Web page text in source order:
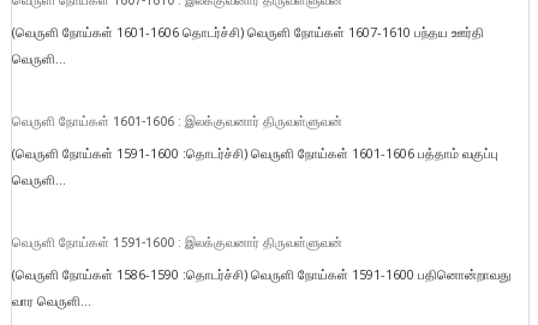
(வெருளி நோய்கள் 1601-1606 தொடர்ச்சி) வெருளி நோய்கள் 1607-1610 பந்தய ஊர்தி
வெருளி...
வெருளி நோய்கள் 1601-1606 : இலக்குவனார் திருவள்ளுவன்
(வெருளி நோய்கள் 1591-1600 :தொடர்ச்சி) வெருளி நோய்கள் 1601-1606 பத்தாம் வகுப்பு
வெருளி...
வெருளி நோய்கள் 1591-1600 : இலக்குவனார் திருவள்ளுவன்
(வெருளி நோய்கள் 1586-1590 :தொடர்ச்சி) வெருளி நோய்கள் 1591-1600 பதினொன்றாவது
வார வெருளி...